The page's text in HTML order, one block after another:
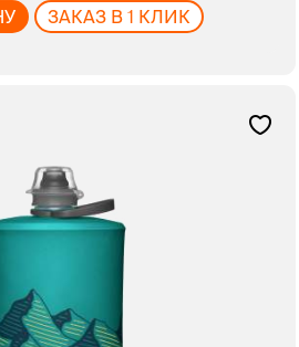
ЗАКАЗ В 1 КЛИК